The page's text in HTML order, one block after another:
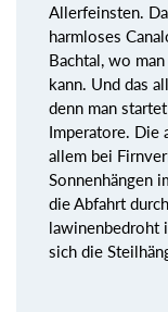
Allerfeinsten.
harmloses
Bachtal, wo
kann. Und das
denn man
Imperatore. Die
allem bei
Sonnenhängen
die Abfahrt
lawinenbedroht
sich die